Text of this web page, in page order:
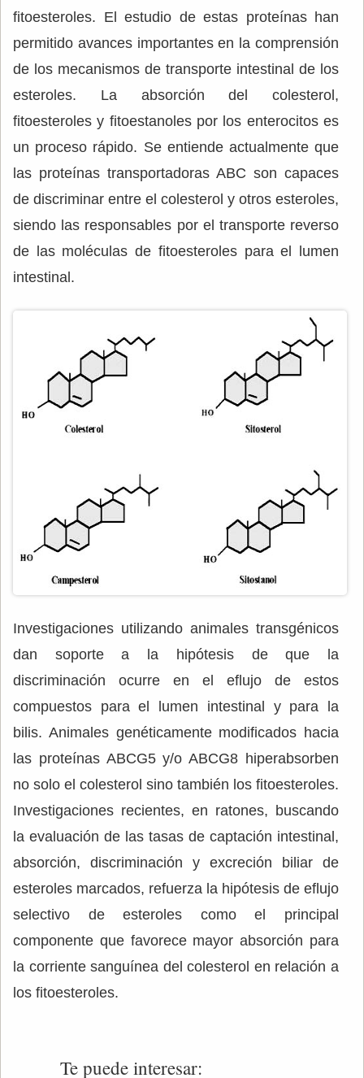
fitoesteroles. El estudio de estas proteínas han
permitido avances importantes en la comprensión
de los mecanismos de transporte intestinal de los
esteroles. La absorción del colesterol,
fitoesteroles y fitoestanoles por los enterocitos es
un proceso rápido. Se entiende actualmente que
las proteínas transportadoras ABC son capaces
de discriminar entre el colesterol y otros esteroles,
siendo las responsables por el transporte reverso
de las moléculas de fitoesteroles para el lumen
intestinal.
Investigaciones utilizando animales transgénicos
dan soporte a la hipótesis de que la
discriminación ocurre en el eflujo de estos
compuestos para el lumen intestinal y para la
bilis. Animales genéticamente modificados hacia
las proteínas ABCG5 y/o ABCG8 hiperabsorben
no solo el colesterol sino también los fitoesteroles.
Investigaciones recientes, en ratones, buscando
la evaluación de las tasas de captación intestinal,
absorción, discriminación y excreción biliar de
esteroles marcados, refuerza la hipótesis de eflujo
selectivo de esteroles como el principal
componente que favorece mayor absorción para
la corriente sanguínea del colesterol en relación a
los fitoesteroles.
Te puede interesar: